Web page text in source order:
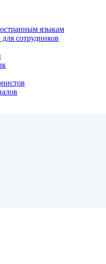
языкам
сотрудников